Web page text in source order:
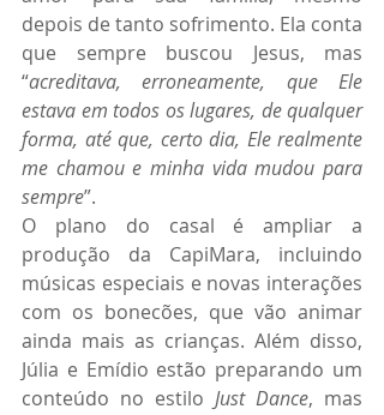
depois de tanto sofrimento. Ela conta
que sempre buscou Jesus, mas
“acreditava, erroneamente, que Ele
estava em todos os lugares, de qualquer
forma, até que, certo dia, Ele realmente
me chamou e minha vida mudou para
sempre”.
O plano do casal é ampliar a
produção da CapiMara, incluindo
músicas especiais e novas interações
com os bonecões, que vão animar
ainda mais as crianças. Além disso,
Júlia e Emídio estão preparando um
conteúdo no estilo Just Dance, mas